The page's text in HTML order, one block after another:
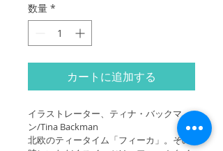
数量 *
カートに追加する
イラストレーター、ティナ・バックマ
ン/Tina Backman
北欧のティータイム「フィーカ」。その